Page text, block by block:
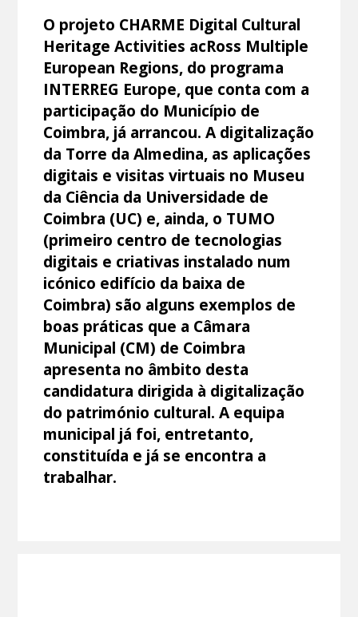
O projeto CHARME Digital Cultural
Heritage Activities acRoss Multiple
European Regions, do programa
INTERREG Europe, que conta com a
participação do Município de
Coimbra, já arrancou. A digitalização
da Torre da Almedina, as aplicações
digitais e visitas virtuais no Museu
da Ciência da Universidade de
Coimbra (UC) e, ainda, o TUMO
(primeiro centro de tecnologias
digitais e criativas instalado num
icónico edifício da baixa de
Coimbra) são alguns exemplos de
boas práticas que a Câmara
Municipal (CM) de Coimbra
apresenta no âmbito desta
candidatura dirigida à digitalização
do património cultural. A equipa
municipal já foi, entretanto,
constituída e já se encontra a
trabalhar.